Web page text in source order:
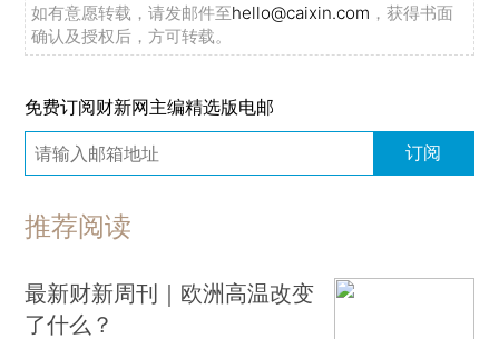
如有意愿转载，请发邮件至hello@caixin.com ，获得书面
确认及授权后，方可转载。
免费订阅财新网主编精选版电邮
订阅
推荐阅读
最新财新周刊｜欧洲高温改变
了什么？